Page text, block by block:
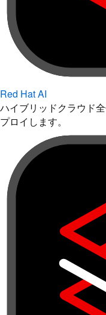
Red Hat AI
ハイブリッドクラウド
プロイします。